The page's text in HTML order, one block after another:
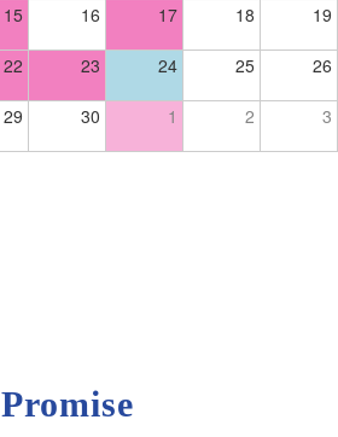
15 16 17 18 19
22 23 24 25 26
29 30 1 2 3
Promise